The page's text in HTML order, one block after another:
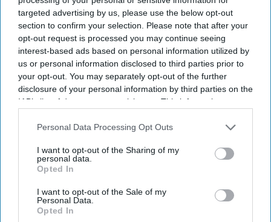
targeted advertising by us, please use the below opt-out
section to confirm your selection. Please note that after your
opt-out request is processed you may continue seeing
interest-based ads based on personal information utilized by
us or personal information disclosed to third parties prior to
your opt-out. You may separately opt-out of the further
disclosure of your personal information by third parties on the
IAB’s list of downstream participants. This information may
Downstream Participantsthat may further disclose it to other
Personal Data Processing Opt Outs
I want to opt-out of the Sharing of my
personal data.
Opted In
I want to opt-out of the Sale of my
Personal Data.
Opted In
deployment of AI-driven room pricing and labor-
saving automations for independent hotel owners.
Mayfield also attributed growth to its expansion
into U.S. workforce lodging serving the
construction, infrastructure, technology, energy,
medical and education sectors. The independent
UK and the European Union.
Newsletter